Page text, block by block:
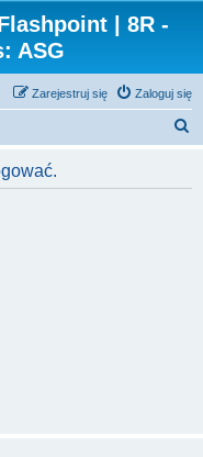
| 8R -
ASG
Zaloguj się
Zarejestruj się